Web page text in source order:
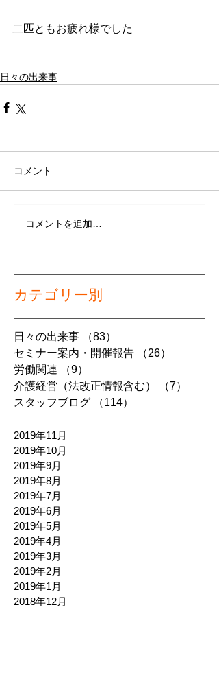
二匹ともお疲れ様でした
日々の出来事
コメント
コメントを追加…
カテゴリー別
日々の出来事 （83）
セミナー案内・開催報告
（26）
労働関連
（9）
介護経営（法改正情報含む）
（7）
スタッフブログ
（114）
2019年11月
2019年10月
2019年9月
2019年8月
2019年7月
2019年6月
2019年5月
2019年4月
2019年3月
2019年2月
2019年1月
2018年12月